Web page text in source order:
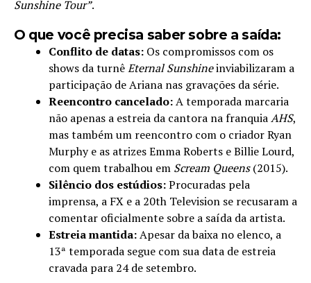
Sunshine Tour”.
O que você precisa saber sobre a saída:
Conflito de datas: Os compromissos com os
shows da turnêEternal Sunshineinviabilizaram a
participação de Ariana nas gravações da série.
Reencontro cancelado:A temporada marcaria
não apenas a estreia da cantora na franquiaAHS,
mas também um reencontro com o criador Ryan
Murphy e as atrizes Emma Roberts e Billie Lourd,
com quem trabalhou em Scream Queens(2015).
Silêncio dos estúdios:Procuradas pela
imprensa, a FX e a 20th Television se recusaram a
comentar oficialmente sobre a saída da artista.
Estreia mantida:Apesar da baixa no elenco, a
13ª temporada segue com sua data de estreia
cravada para 24 de setembro.